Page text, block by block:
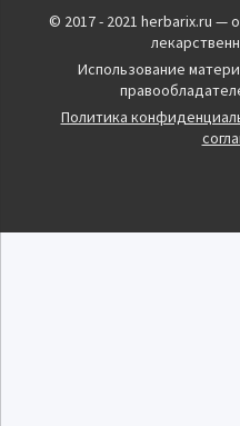
© 2017 - 2021 herbarix.ru —
Использование
Политика